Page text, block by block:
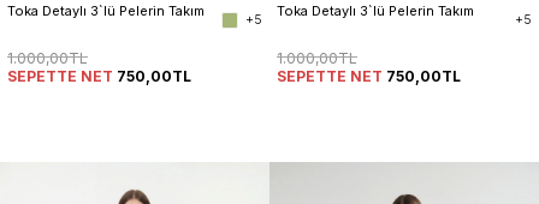
Toka Detaylı 3`lü Pelerin Takım
+5
1.000,00TL
SEPETTE NET 750,00TL
Toka Detaylı 3`lü Pelerin Takım
+5
1.000,00TL
SEPETTE NET 750,00TL